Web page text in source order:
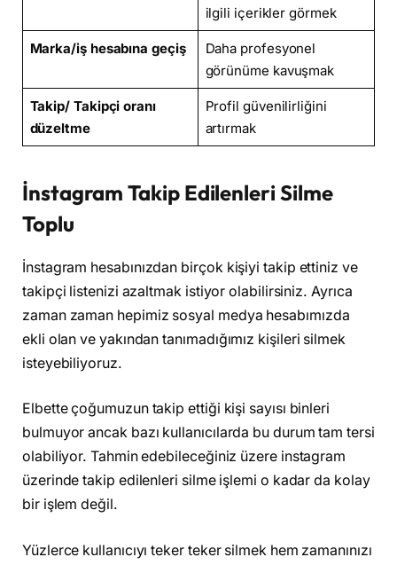
ilgili içerikler görmek
Marka/iş hesabına geçiş
Daha profesyonel
görünüme kavuşmak
Takip/ Takipçi oranı
düzeltme
Profil güvenilirliğini
artırmak
İnstagram Takip Edilenleri Silme
Toplu
İnstagram hesabınızdan birçok kişiyi takip ettiniz ve
takipçi listenizi azaltmak istiyor olabilirsiniz. Ayrıca
zaman zaman hepimiz sosyal medya hesabımızda
ekli olan ve yakından tanımadığımız kişileri silmek
isteyebiliyoruz.
Elbette çoğumuzun takip ettiği kişi sayısı binleri
bulmuyor ancak bazı kullanıcılarda bu durum tam tersi
olabiliyor. Tahmin edebileceğiniz üzere instagram
üzerinde takip edilenleri silme işlemi o kadar da kolay
bir işlem değil.
Yüzlerce kullanıcıyı teker teker silmek hem zamanınızı